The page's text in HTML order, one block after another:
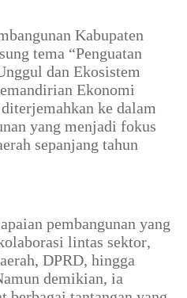
Kabupaten
tema “Penguatan
dan Ekosistem
Ekonomi
ke dalam
yang menjadi fokus
sepanjang tahun
pembangunan yang
lintas sektor,
DPRD, hingga
demikian, ia